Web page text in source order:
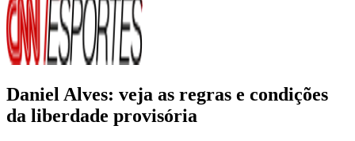
Daniel Alves: veja as regras e condições
da liberdade provisória